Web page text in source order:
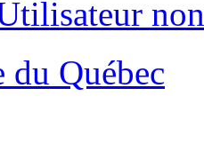
Québec